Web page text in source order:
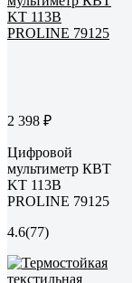
2 398 ₽
Цифровой
мультиметр КВТ
KT 113B
PROLINE 79125
4.6(77)